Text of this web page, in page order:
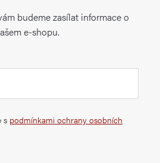
budeme zasílat informace o
e-shopu.
s podmínkami ochrany osobních